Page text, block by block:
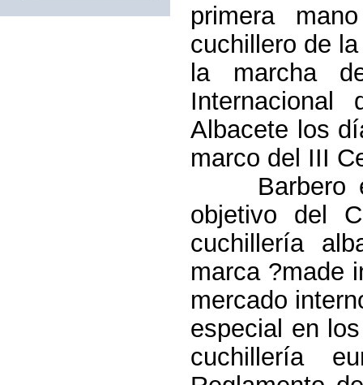
primera
cuchillero de
la marcha
Albacete los
marco del III
Barbero
objetivo del
cuchillería
marca ?made
mercado
especial en
cuchillería